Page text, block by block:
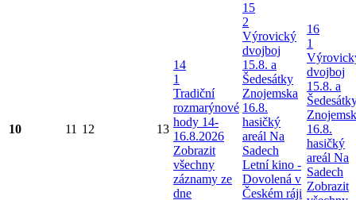
10 11 12 13
14
1
Tradiční
rozmarýnové
hody 14-
16.8.2026
Zobrazit
všechny
záznamy ze
dne
15
2
Výrovický
dvojboj
15.8. a
Šedesátky
Znojemska
16.8.
hasičký
areál Na
Sadech
Letní kino -
Dovolená v
Českém ráji
16
1
dvojboj
15.8. a
16.8.
hasičký
areál Na
Sadech
Zobrazit